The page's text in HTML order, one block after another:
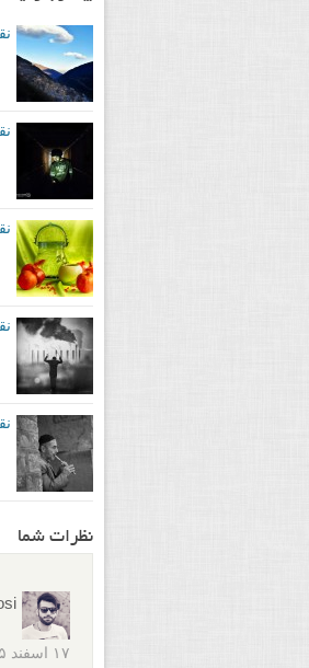
یکی از
دنیاست،
دارد.
است. مخاطب
یک سوم قرار
تک تک عناصر
چرخ دستی
اگر چه
یکی از نقد
«برجسته
بفرمایید.